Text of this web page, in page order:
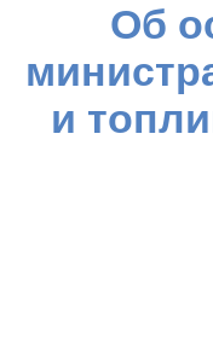
Об
и